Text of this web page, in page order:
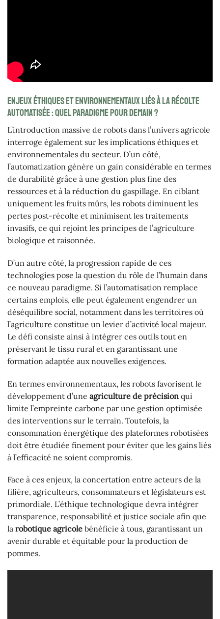
Enjeux éthiques et environnementaux liés à la récolte
automatisée : quel paradigme pour demain ?
L’introduction massive de robots dans l’univers agricole
interroge également sur les implications éthiques et
environnementales du secteur. D’un côté,
l’automatization génère un gain considérable en termes
de durabilité grâce à une gestion plus fine des
ressources et à la réduction du gaspillage. En ciblant
uniquement les fruits mûrs, les robots diminuent les
pertes post-récolte et minimisent les traitements
invasifs, ce qui rejoint les principes de l’agriculture
biologique et raisonnée.
D’un autre côté, la progression rapide de ces
technologies pose la question du rôle de l’humain dans
ce nouveau paradigme. Si l’automatisation remplace
certains emplois, elle peut également engendrer un
déséquilibre social, notamment dans les territoires où
l’agriculture constitue un levier d’activité local majeur.
Le défi consiste ainsi à intégrer ces outils tout en
préservant le tissu rural et en garantissant une
formation adaptée aux nouvelles exigences.
En termes environnementaux, les robots favorisent le
développement d’une agriculture de précision qui
limite l’empreinte carbone par une gestion optimisée
des interventions sur le terrain. Toutefois, la
consommation énergétique des plateformes robotisées
doit être étudiée finement pour éviter que les gains liés
à l’efficacité ne soient compromis.
Face à ces enjeux, la concertation entre acteurs de la
filière, agriculteurs, consommateurs et législateurs est
primordiale. L’éthique technologique devra intégrer
transparence, responsabilité et justice sociale afin que
la robotique agricole bénéficie à tous, garantissant un
avenir durable et équitable pour la production de
pommes.